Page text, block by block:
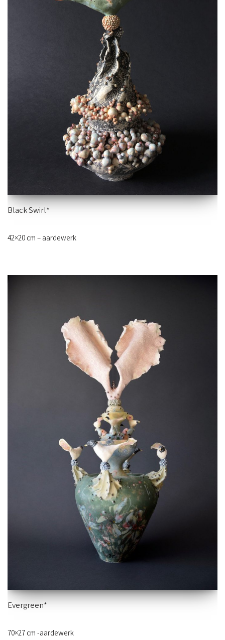
Black Swirl*
42×20 cm – aardewerk
Evergreen*
70×27 cm -aardewerk